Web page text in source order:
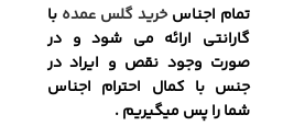
تمام اجناسخرید گلس عمده با
گارانتی ارائه می شود و در
صورت وجود نقص و ایراد در
جنس با کمال احترام اجناس
شما را پس میگیریم .